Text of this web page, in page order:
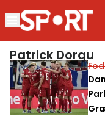
Patrick Dorgu